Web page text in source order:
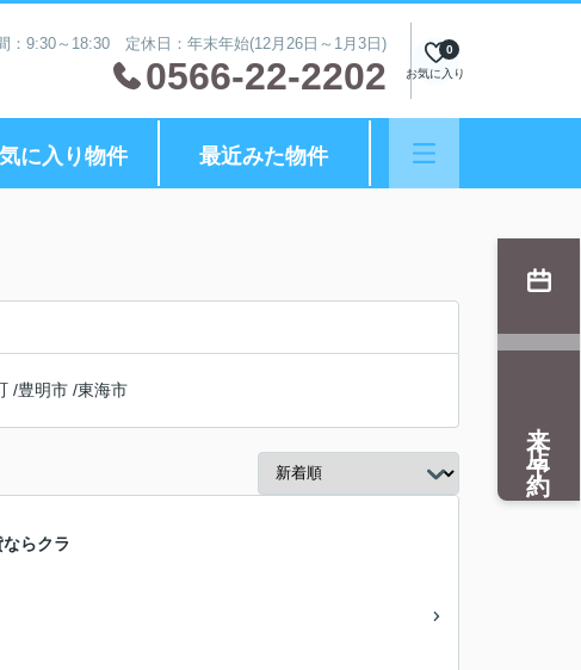
：9:30～18:30 定休日：年末年始(12月26日～1月3日)
0566-22-2202 お気に入り
0
に入り物件 最近みた物件
/豊明市 /東海市
らクラ
来店予約